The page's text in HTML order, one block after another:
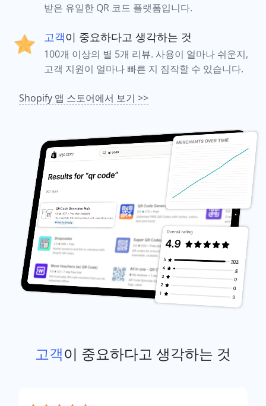
받은 유일한 QR 코드 플랫폼입니다.
고객이 중요하다고 생각하는 것
100개 이상의 별 5개 리뷰. 사용이 얼마나 쉬운지,
고객 지원이 얼마나 빠른 지 짐작할 수 있습니다.
Shopify 앱 스토어에서 보기 >>
고객이 중요하다고 생각하는 것